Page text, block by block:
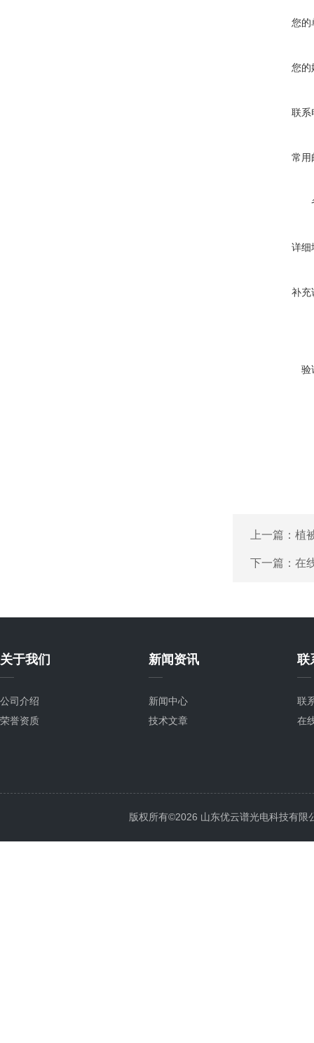
您的
您的
联系
常用
详细
补充
验
上一篇： 植
下一篇： 在
关于我们
公司介绍
荣誉资质
新闻资讯
新闻中心
技术文章
联
联
在
版权所有©2026 山东优云谱光电科技有